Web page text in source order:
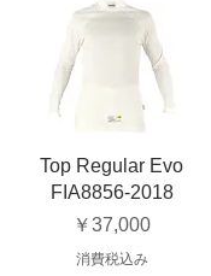
Top Regular Evo
FIA8856-2018
価格
￥37,000
消費税込み